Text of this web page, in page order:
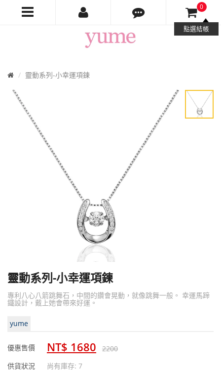
0
點選結帳
Yume
Jewelry
首
靈動系列-小幸運項鍊
靈動系列-小幸運項鍊
專利八心八箭跳舞石，中間的鑽會晃動，就像跳舞一般。 幸運馬蹄
鐵設計，戴上她會帶來好運。
yume
優惠售價 NT$ 1680
2200
供貨狀況
尚有庫存: 7